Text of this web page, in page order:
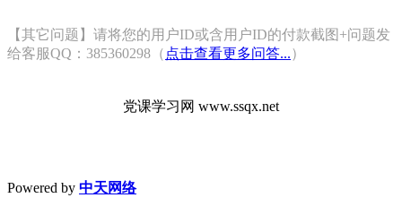
【其它问题】请将您的用户ID或含用户ID的付款截图+问题发
给客服QQ：385360298（ 点击查看更多问答...）
党课学习网 www.ssqx.net
Powered by 中天网络